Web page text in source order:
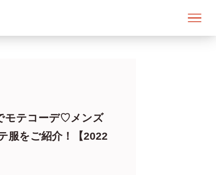
モテコーデ♡メンズ
服をご紹介！【2022